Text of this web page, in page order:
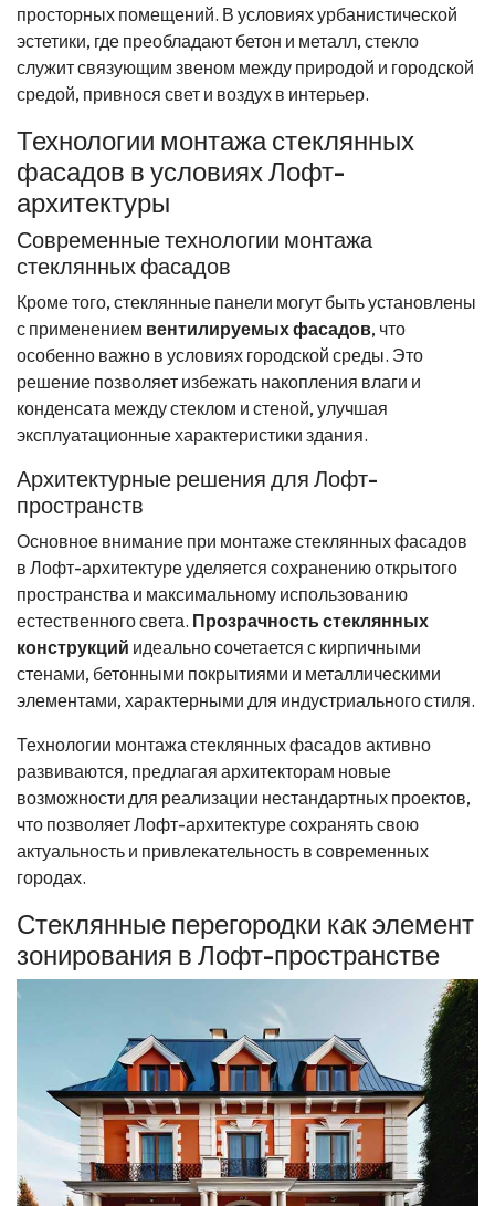
просторных помещений. В условиях урбанистической
эстетики, где преобладают бетон и металл, стекло
служит связующим звеном между природой и городской
средой, привнося свет и воздух в интерьер.
Технологии монтажа стеклянных
фасадов в условиях Лофт-
архитектуры
Современные технологии монтажа
стеклянных фасадов
Кроме того, стеклянные панели могут быть установлены
с применением вентилируемых фасадов, что
особенно важно в условиях городской среды. Это
решение позволяет избежать накопления влаги и
конденсата между стеклом и стеной, улучшая
эксплуатационные характеристики здания.
Архитектурные решения для Лофт-
пространств
Основное внимание при монтаже стеклянных фасадов
в Лофт-архитектуре уделяется сохранению открытого
пространства и максимальному использованию
естественного света. Прозрачность стеклянных
конструкций идеально сочетается с кирпичными
стенами, бетонными покрытиями и металлическими
элементами, характерными для индустриального стиля.
Технологии монтажа стеклянных фасадов активно
развиваются, предлагая архитекторам новые
возможности для реализации нестандартных проектов,
что позволяет Лофт-архитектуре сохранять свою
актуальность и привлекательность в современных
городах.
Стеклянные перегородки как элемент
зонирования в Лофт-пространстве